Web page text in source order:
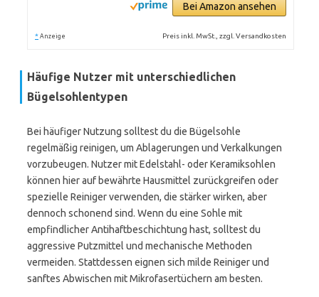
Bei Amazon ansehen
* Anzeige Preis inkl. MwSt., zzgl. Versandkosten
Häufige Nutzer mit unterschiedlichen
Bügelsohlentypen
Bei häufiger Nutzung solltest du die Bügelsohle
regelmäßig reinigen, um Ablagerungen und Verkalkungen
vorzubeugen. Nutzer mit Edelstahl- oder Keramiksohlen
können hier auf bewährte Hausmittel zurückgreifen oder
spezielle Reiniger verwenden, die stärker wirken, aber
dennoch schonend sind. Wenn du eine Sohle mit
empfindlicher Antihaftbeschichtung hast, solltest du
aggressive Putzmittel und mechanische Methoden
vermeiden. Stattdessen eignen sich milde Reiniger und
sanftes Abwischen mit Mikrofasertüchern am besten.